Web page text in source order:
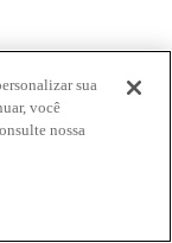
sua
você
nossa